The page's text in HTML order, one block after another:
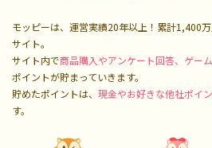
モッピーは、運営実績20年以上！累計1,400万
サイト。
サイト内で商品購入やアンケート回答、ゲーム
ポイントが貯まっていきます。
貯めたポイントは、 現金やお好きな他社ポイ
す。